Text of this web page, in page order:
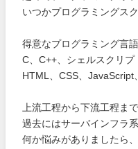
いつかプログラミングス
得意なプログラミング言語
C、C++、シェルスクリプ
HTML、CSS、JavaScript
上流工程から下流工程ま
過去にはサーバインフラ
何か悩みがありましたら